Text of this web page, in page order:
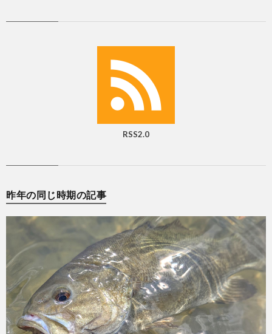
RSS2.0
昨年の同じ時期の記事